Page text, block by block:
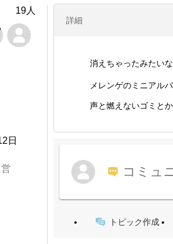
詳細
消えちゃったみたい
メレンゲのミニアル
声と燃えないゴミと
コミュ
トピック作成
19人
日